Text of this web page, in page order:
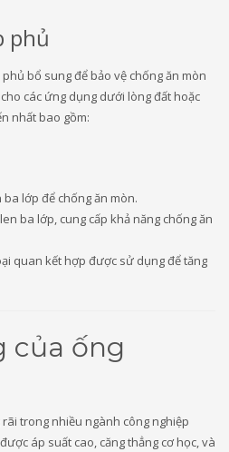
phủ
bổ sung để bảo vệ chống ăn mòn
các ứng dụng dưới lòng đất hoặc
nhất bao gồm:
lớp để chống ăn mòn.
ba lớp, cung cấp khả năng chống ăn
quan kết hợp được sử dụng để tăng
của ống
trong nhiều ngành công nghiệp
áp suất cao, căng thẳng cơ học, và